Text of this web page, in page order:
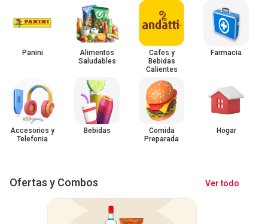
Panini
Accesorios y
Telefonia
Alimentos
Saludables
Bebidas
Cafes y
Bebidas
Calientes
Comida
Preparada
Farmacia
Hogar
Ofertas y Combos Ver todo